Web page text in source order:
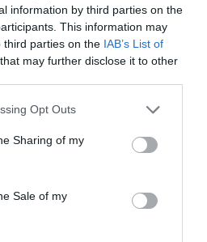
information by third parties on the
This information may
third parties on the IAB’s List of
that may further disclose it to other
app uses one or more Google
behaviour. You may click to
and its third-party tags to
purposes in below Google
Opt Outs
Sharing of my
Sale of my